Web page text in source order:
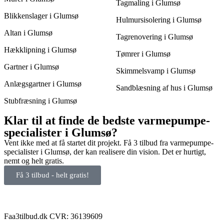
Blikkenslager i Glumsø
Altan i Glumsø
Hækklipning i Glumsø
Gartner i Glumsø
Anlægsgartner i Glumsø
Stubfræsning i Glumsø
Tagmaling i Glumsø
Hulmursisolering i Glumsø
Tagrenovering i Glumsø
Tømrer i Glumsø
Skimmelsvamp i Glumsø
Sandblæsning af hus i Glumsø
Klar til at finde de bedste varmepumpe-
specialister i Glumsø?
Vent ikke med at få startet dit projekt. Få 3 tilbud fra varmepumpe-
specialister i Glumsø, der kan realisere din vision. Det er hurtigt,
nemt og helt gratis.
Få 3 tilbud - helt gratis!
Faa3tilbud.dk CVR: 36139609